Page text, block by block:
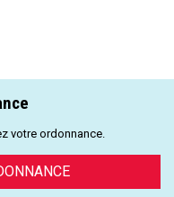
votre ordonnance.